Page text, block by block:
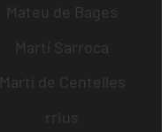
Mateu de Bages
Martí Sarroca
Martí de Centelles
rrius